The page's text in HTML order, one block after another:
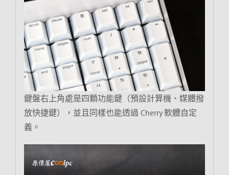
鍵盤右上角處是四顆功能鍵（預設計算機、媒體撥
放快捷鍵），並且同樣也能透過 Cherry 軟體自定
義。